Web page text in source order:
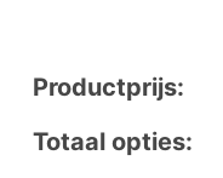
Productprijs:
Totaal opties: